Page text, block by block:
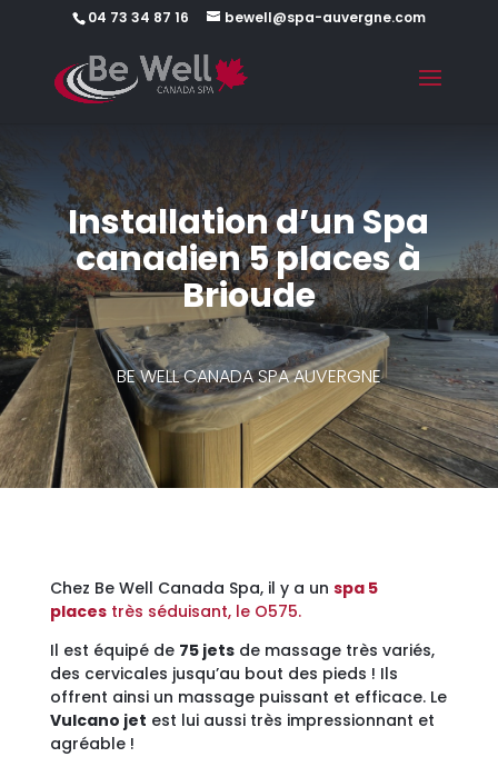
04 73 34 87 16 bewell@spa-auvergne.com
Installation d’un Spa
canadien 5 places à
Brioude
BE WELL CANADA SPA AUVERGNE
Chez Be Well Canada Spa, il y a un spa 5
placestrès séduisant, le O575.
Il est équipé de 75 jetsde massage très variés,
des cervicales jusqu’au bout des pieds ! Ils
offrent ainsi un massage puissant et efficace. Le
Vulcano jet est lui aussi très impressionnant et
agréable !